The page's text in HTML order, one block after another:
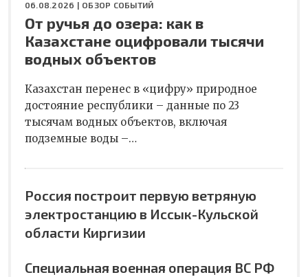
06.08.2026 | ОБЗОР СОБЫТИЙ
От ручья до озера: как в
Казахстане оцифровали тысячи
водных объектов
Казахстан перенес в «цифру» природное
достояние республики – данные по 23
тысячам водных объектов, включая
подземные воды –…
Россия построит первую ветряную
электростанцию в Иссык-Кульской
области Киргизии
Специальная военная операция ВС РФ